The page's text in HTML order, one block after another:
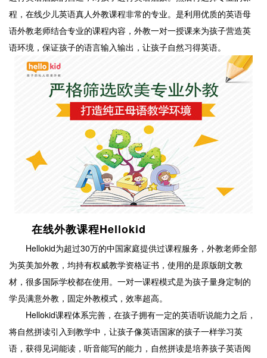
程，在线少儿英语真人外教课程非常的专业。是利用优质的英语母
语外教老师结合专业的课程内容，外教一对一授课来为孩子营造英
语环境，保证孩子的语言输入输出，让孩子自然习得英语。
在线外教课程Hellokid
Hellokid为超过30万的中国家庭提供过课程服务，外教老师全部
为英美加外教，均持有权威教学资格证书，使用的是原版朗文教
材，很多国际学校都在使用。一对一课程模式是为孩子量身定制的
学员满意外教，固定外教模式，效率超高。
Hellokid课程体系完善，在孩子拥有一定的英语听说能力之后，
将自然拼读引入到教学中，让孩子像英语国家的孩子一样学习英
语，获得见词能读，听音能写的能力，自然拼读是培养孩子英语阅